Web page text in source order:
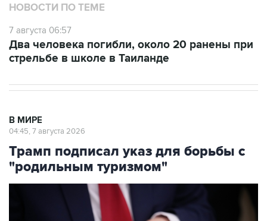
НОВОСТИ ПО ТЕМЕ
7 августа 06:57
Два человека погибли, около 20 ранены при
стрельбе в школе в Таиланде
В МИРЕ
04:45, 7 августа 2026
Трамп подписал указ для борьбы с
"родильным туризмом"